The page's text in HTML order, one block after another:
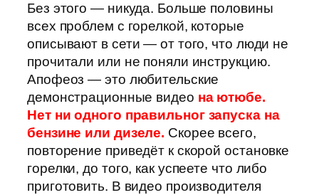
Без этого — никуда. Больше половины
всех проблем с горелкой, которые
описывают в сети — от того, что люди не
прочитали или не поняли инструкцию.
Апофеоз — это любительские
демонстрационные видео на ютюбе.
Нет ни одного правильног запуска на
бензине или дизеле. Скорее всего,
повторение приведёт к скорой остановке
горелки, до того, как успеете что либо
приготовить. В видео производителя